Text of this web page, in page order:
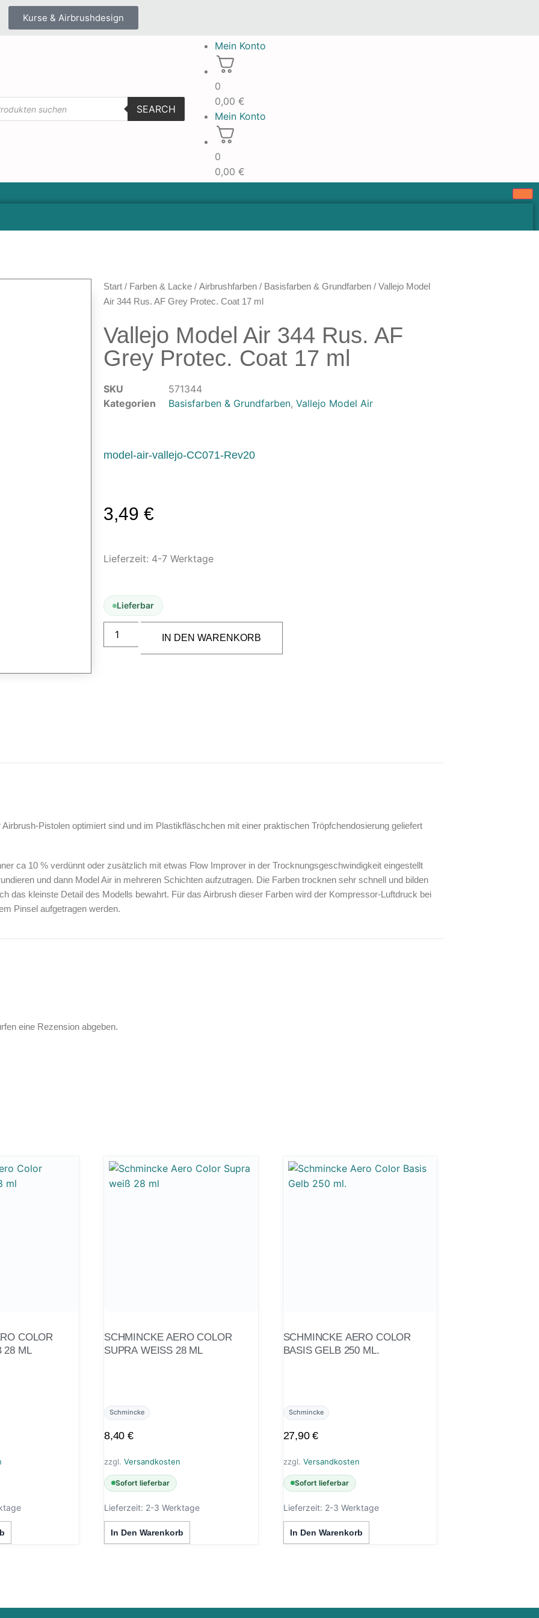
Kurse & Airbrushdesign
SEARCH
Mein Konto
0
0,00 €
Mein Konto
0
0,00 €
Start / Farben & Lacke / Airbrushfarben / Basisfarben & Grundfarben / Vallejo Model
Air 344 Rus. AF Grey Protec. Coat 17 ml
Vallejo Model Air 344 Rus. AF
Grey Protec. Coat 17 ml
SKU
571344
Kategorien
Basisfarben & Grundfarben, Vallejo Model Air
model-air-vallejo-CC071-Rev20
3,49 €
Lieferzeit: 4-7 Werktage
Lieferbar
IN DEN WARENKORB
Pistolen optimiert sind und im Plastikfläschchen mit einer praktischen Tröpfchendosierung geliefert
ca 10 % verdünnt oder zusätzlich mit etwas Flow Improver in der Trocknungsgeschwindigkeit eingestellt
und dann Model Air in mehreren Schichten aufzutragen. Die Farben trocknen sehr schnell und bilden
das kleinste Detail des Modells bewahrt. Für das Airbrush dieser Farben wird der Kompressor-Luftdruck bei
Pinsel aufgetragen werden.
eine Rezension abgeben.
COLOR
28 ML
SCHMINCKE AERO COLOR
SUPRA WEISS 28 ML
Schmincke
8,40€
zzgl. Versandkosten
Sofort lieferbar
Lieferzeit: 2-3 Werktage
In Den Warenkorb
SCHMINCKE AERO COLOR
BASIS GELB 250 ML.
Schmincke
27,90€
zzgl. Versandkosten
Sofort lieferbar
Lieferzeit: 2-3 Werktage
In Den Warenkorb